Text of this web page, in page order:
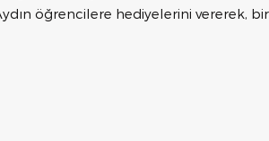
öğrencilere hediyelerini vererek,